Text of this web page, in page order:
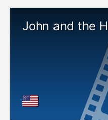
John and the